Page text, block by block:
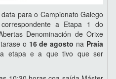
para o Campionato Galego
a Etapa 1 do
Denominación de Orixe
o 16 de agosto na Praia
etapa e a que tivo que ser